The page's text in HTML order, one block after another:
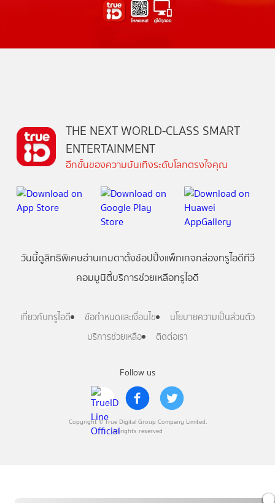
Follow us
Copyright © True Digital Group Company Limited.
All rights reserved
THE NEXT WORLD-CLASS SMART
ENTERTAINMENT
อีกขั้นของความบันเทิงระดับโลกตรงใจคุณ
วันนี้ดูสิทธิพิเศษอ่านเกมตาตั้งช้อปปิ้งแพ็กเกจกล่องทรูไอดีทีวี
คอมมูนิตี้บริการช่วยเหลือทรูไอดี
เกี่ยวกับทรูไอดี ข้อกำหนดและเงื่อนไข
นโยบายความเป็นส่วนตัว
บริการช่วยเหลือ
ติดต่อเรา